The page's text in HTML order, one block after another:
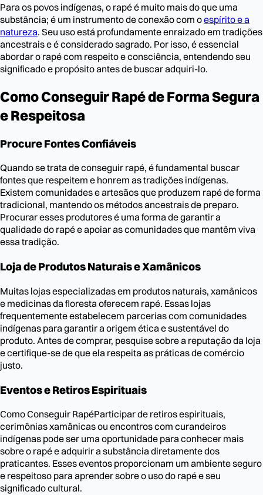
Para os povos indígenas, o rapé é muito mais do que uma
substância; é um instrumento de conexão com oespírito e a
natureza. Seu uso está profundamente enraizado em tradições
ancestrais e é considerado sagrado. Por isso, é essencial
abordar o rapé com respeito e consciência, entendendo seu
significado e propósito antes de buscar adquiri-lo.
Como Conseguir Rapé de Forma Segura
e Respeitosa
Procure Fontes Confiáveis
Quando se trata de conseguir rapé, é fundamental buscar
fontes que respeitem e honrem as tradições indígenas.
Existem comunidades e artesãos que produzem rapé de forma
tradicional, mantendo os métodos ancestrais de preparo.
Procurar esses produtores é uma forma de garantir a
qualidade do rapé e apoiar as comunidades que mantêm viva
essa tradição.
Loja de Produtos Naturais e Xamânicos
Muitas lojas especializadas em produtos naturais, xamânicos
e medicinas da floresta oferecem rapé. Essas lojas
frequentemente estabelecem parcerias com comunidades
indígenas para garantir a origem ética e sustentável do
produto. Antes de comprar, pesquise sobre a reputação da loja
e certifique-se de que ela respeita as práticas de comércio
justo.
Eventos e Retiros Espirituais
Como Conseguir RapéParticipar de retiros espirituais,
cerimônias xamânicas ou encontros com curandeiros
indígenas pode ser uma oportunidade para conhecer mais
sobre o rapé e adquirir a substância diretamente dos
praticantes. Esses eventos proporcionam um ambiente seguro
e respeitoso para aprender sobre o uso do rapé e seu
significado cultural.